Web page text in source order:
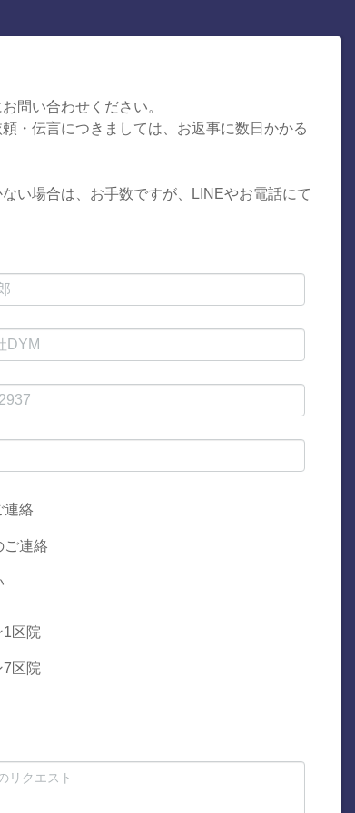
問い合わせください。
・伝言につきましては、お返事に数日かかる
い場合は、お手数ですが、LINEやお電話にて
連絡
ご連絡
1区院
7区院